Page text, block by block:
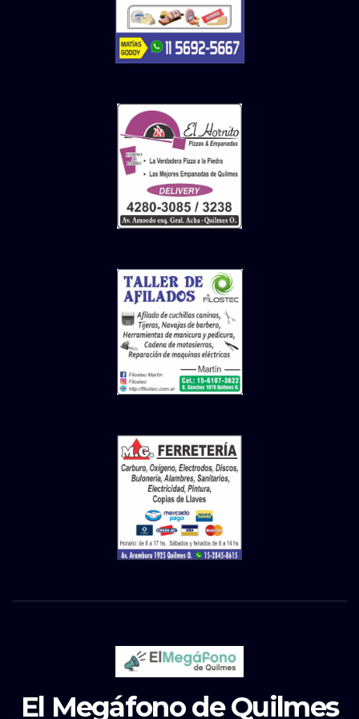
El Megáfono de Quilmes